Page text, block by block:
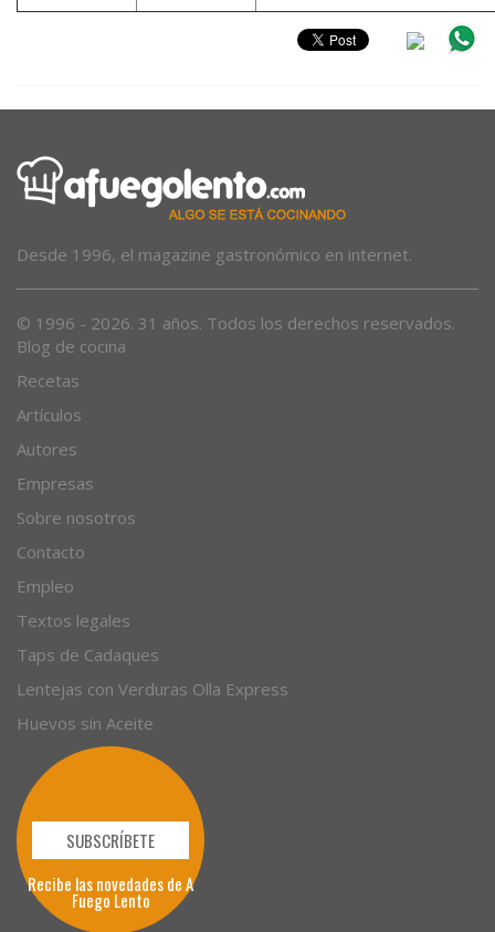
Desde 1996, el magazine gastronómico en internet.
© 1996 - 2026. 31 años. Todos los derechos reservados.
Blog de cocina
Recetas
Artículos
Autores
Empresas
Sobre nosotros
Contacto
Empleo
Textos legales
Taps de Cadaques
Lentejas con Verduras Olla Express
Huevos sin Aceite
SUBSCRÍBETE
Recibe las novedades de A
Fuego Lento